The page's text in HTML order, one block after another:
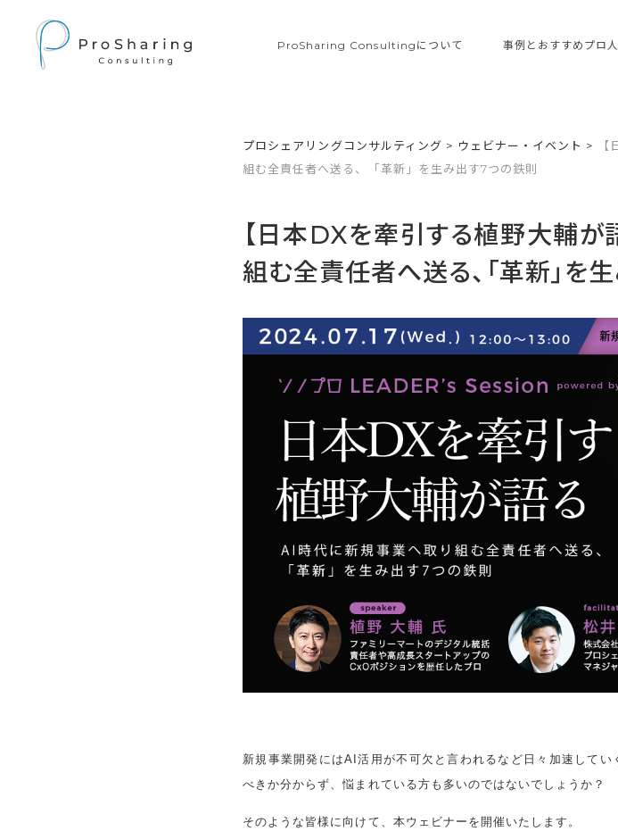
ProSharing Consultingについて 事例とおすすめプロ
プロシェアリングコンサルティング > ウェビナー・イベント >
組む全責任者へ送る、「革新」を生み出す7つの鉄則
【日本DXを牽引する植野大輔
組む全責任者へ送る、「革新」を
新規事業開発にはAI活用が不可欠と言われるなど日々加速して
べきか分からず、悩まれている方も多いのではないでしょうか？
そのような皆様に向けて、本ウェビナーを開催いたします。